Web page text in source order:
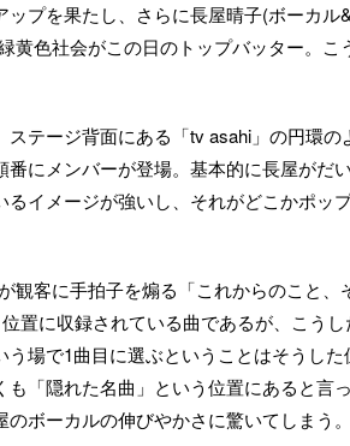
プを果たし、さらに長屋晴子(ボーカル&
黄色社会がこの日のトップバッター。こ
テージ背面にある「tv asahi」の円環の
にメンバーが登場。基本的に長屋がだい
イメージが強いし、それがどこかポッ
観客に手拍子を煽る「これからのこと、
置に収録されている曲であるが、こうし
場で1曲目に選ぶということはそうした
「隠れた名曲」という位置にあると言っ
ボーカルの伸びやかさに驚いてしまう。